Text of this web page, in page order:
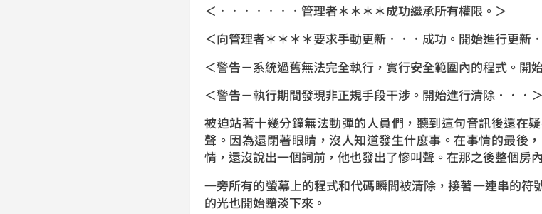
＜．．．．．．．管理者＊＊＊＊成功繼承所有權限。＞
＜向管理者＊＊＊＊要求手動更新．．．成功。開始進行更新
＜警告－系統過舊無法完全執行，實行安全範圍內的程式。開
＜警告－執行期間發現非正規手段干涉。開始進行清除．．．＞
被迫站著十幾分鐘無法動彈的人員們，聽到這句音訊後還在
聲。因為還閉著眼睛，沒人知道發生什麼事。在事情的最後
情，還沒說出一個詞前，他也發出了慘叫聲。在那之後整個房
一旁所有的螢幕上的程式和代碼瞬間被清除，接著一連串的符
的光也開始黯淡下來。